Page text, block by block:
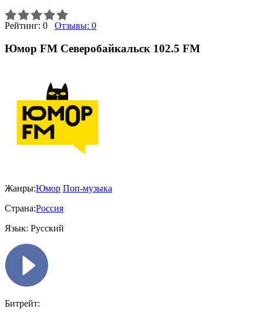
Рейтинг: 0 Отзывы: 0
Юмор FM Северобайкальск 102.5 FM
Жанры:Юмор Поп-музыка
Страна:Россия
Язык: Русский
Битрейт: